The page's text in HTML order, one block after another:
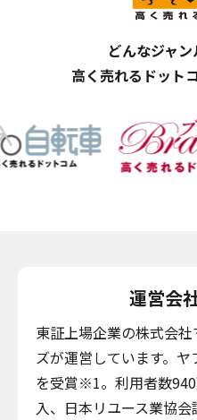
どんなジャン
高く売れるドット
運営会
東証上場企業の株式会
ズが運営しています。
を受賞※1。利用者数
入、日本リユース業協会